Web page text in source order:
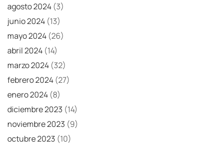
agosto 2024 (3)
junio 2024 (13)
mayo 2024 (26)
abril 2024 (14)
marzo 2024 (32)
febrero 2024 (27)
enero 2024 (8)
diciembre 2023 (14)
noviembre 2023 (9)
octubre 2023 (10)